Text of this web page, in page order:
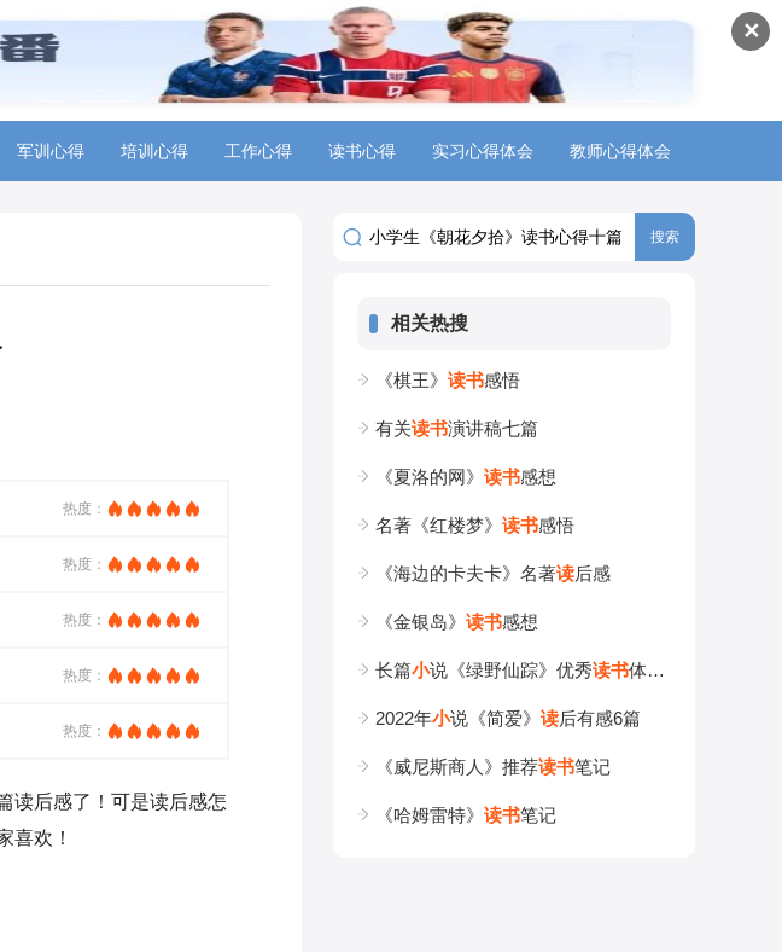
✕
军训心得 培训心得 工作心得 读书心得 实习心得体会 教师心得体会
热度：
热度：
热度：
热度：
热度：
读后感了！可是读后感怎
喜欢！
相关热搜
《棋王》 读书感悟
有关读书演讲稿七篇
《夏洛的网》 读书感想
名著《红楼梦》 读书感悟
《海边的卡夫卡》名著读后感
《金银岛》 读书感想
长篇小说《绿野仙踪》优秀读书体会10篇
2022年小说《简爱》 读后有感6篇
《威尼斯商人》推荐读书笔记
《哈姆雷特》 读书笔记